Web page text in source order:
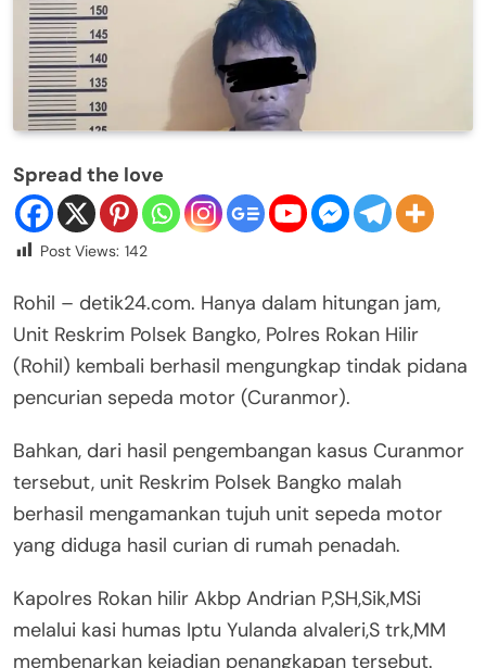
Spread the love
Post Views: 142
Rohil – detik24.com. Hanya dalam hitungan jam,
Unit Reskrim Polsek Bangko, Polres Rokan Hilir
(Rohil) kembali berhasil mengungkap tindak pidana
pencurian sepeda motor (Curanmor).
Bahkan, dari hasil pengembangan kasus Curanmor
tersebut, unit Reskrim Polsek Bangko malah
berhasil mengamankan tujuh unit sepeda motor
yang diduga hasil curian di rumah penadah.
Kapolres Rokan hilir Akbp Andrian P,SH,Sik,MSi
melalui kasi humas Iptu Yulanda alvaleri,S trk,MM
membenarkan kejadian penangkapan tersebut.